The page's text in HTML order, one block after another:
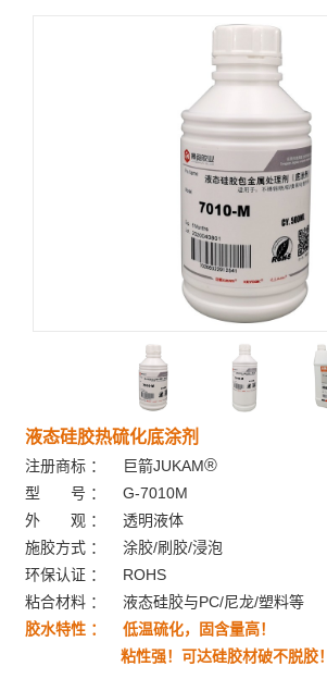
液态硅胶热硫化底涂剂
注册商标 ： 巨箭JUKAM®
型 号 ： G-7010M
外 观 ： 透明液体
施胶方式 ： 涂胶/刷胶/浸泡
环保认证 ： ROHS
粘合材料 ： 液态硅胶与PC/尼龙/塑料等
胶水特性 ： 低温硫化，固含量高！
粘性强！可达硅胶材破不脱胶！